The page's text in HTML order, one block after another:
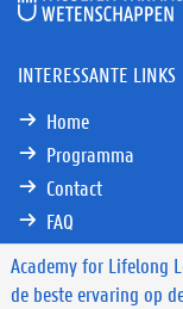
INTERESSANTE LINKS
Home
Programma
Contact
FAQ
Academy for Lifelong
de beste ervaring op